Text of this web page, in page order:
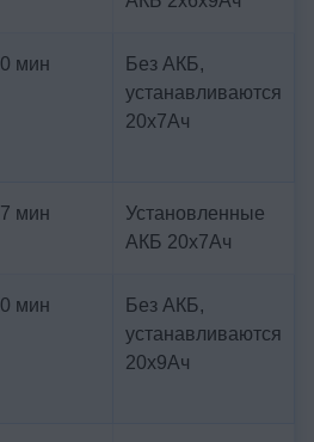
0 мин
Без АКБ,
устанавливаются
20х7Ач
7 мин
Установленные
АКБ 20х7Ач
0 мин
Без АКБ,
устанавливаются
20х9Ач